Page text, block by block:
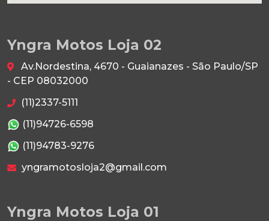
Yngra Motos Loja 02
Av.Nordestina, 4670 - Guaianazes - São Paulo/SP
- CEP 08032000
(11)2337-5111
(11)94726-6598
(11)94783-9276
yngramotosloja2@gmail.com
Yngra Motos Loja 01